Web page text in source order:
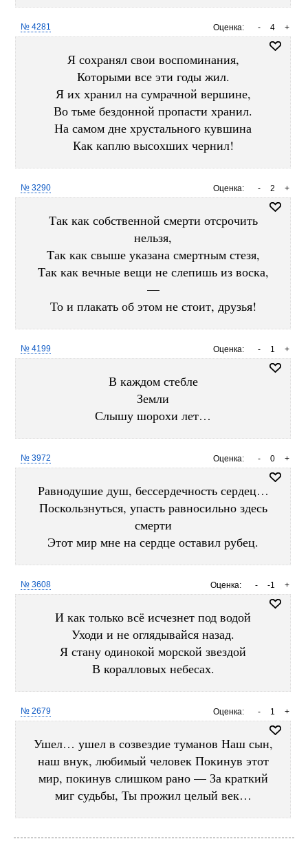
Оценка: +
4
-
№ 4281
Я сохранял свои воспоминания,
Которыми все эти годы жил.
Я их хранил на сумрачной вершине,
Во тьме бездонной пропасти хранил.
На самом дне хрустального кувшина
Как каплю высохших чернил!
Оценка: +
2
-
№ 3290
Так как собственной смерти отсрочить
нельзя,
Так как свыше указана смертным стезя,
Так как вечные вещи не слепишь из воска,
—
То и плакать об этом не стоит, друзья!
Оценка: +
1
-
№ 4199
В каждом стебле
Земли
Слышу шорохи лет…
Оценка: +
0
-
№ 3972
Равнодушие душ, бессердечность сердец…
Поскользнуться, упасть равносильно здесь
смерти
Этот мир мне на сердце оставил рубец.
Оценка: +
-1
-
№ 3608
И как только всё исчезнет под водой
Уходи и не оглядывайся назад.
Я стану одинокой морской звездой
В коралловых небесах.
Оценка: +
1
-
№ 2679
Ушел… ушел в созвездие туманов Наш сын,
наш внук, любимый человек Покинув этот
мир, покинув слишком рано — За краткий
миг судьбы, Ты прожил целый век…